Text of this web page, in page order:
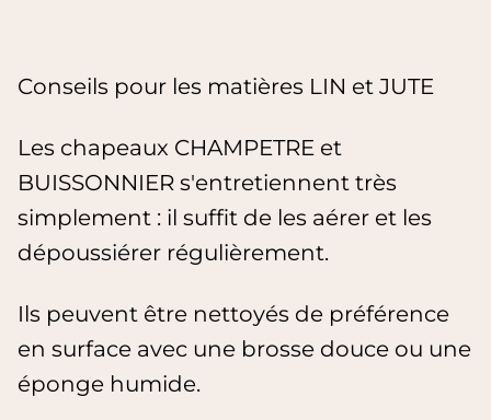
Conseils pour les matières LIN et JUTE
Les chapeaux CHAMPETRE et
BUISSONNIER s'entretiennent très
simplement : il suffit de les aérer et les
dépoussiérer régulièrement.
Ils peuvent être nettoyés de préférence
en surface avec une brosse douce ou une
éponge humide.